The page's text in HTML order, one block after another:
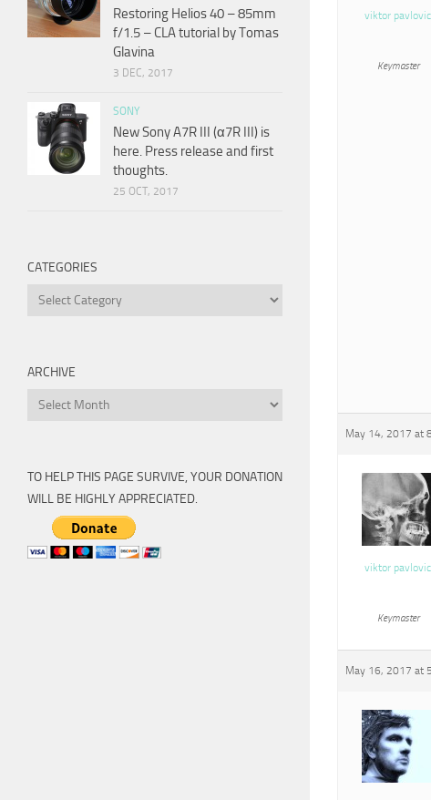
viktor pavlovic
Keymaster
May 14, 2017 at
viktor pavlovic
Keymaster
May 16, 2017 at
Restoring Helios 40 – 85mm
f/1.5 – CLA tutorial by Tomas
Glavina
3 DEC, 2017
SONY
New Sony A7R III (α7R III) is
here. Press release and first
thoughts.
25 OCT, 2017
CATEGORIES
Categories
ARCHIVE
Archive
TO HELP THIS PAGE SURVIVE, YOUR DONATION
WILL BE HIGHLY APPRECIATED.